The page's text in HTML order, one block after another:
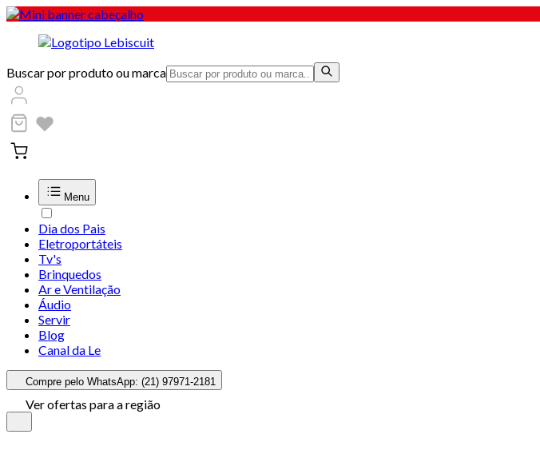
Buscar por produto ou marca
Menu
Dia dos Pais
Eletroportáteis
Tv's
Brinquedos
Ar e Ventilação
Áudio
Servir
Blog
Canal da Le
Compre pelo WhatsApp: (21) 97971-2181
Ver ofertas para a região